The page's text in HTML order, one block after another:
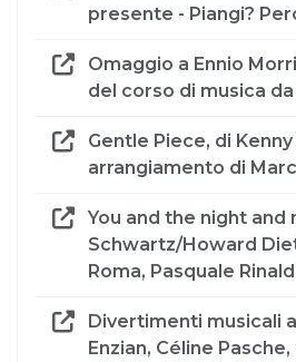
presente - Piangi?
Omaggio a Ennio
del corso di musica da
Gentle Piece, di
arrangiamento di
You and the night and
Schwartz/Howard
Roma, Pasquale
Divertimenti musicali
Enzian, Céline